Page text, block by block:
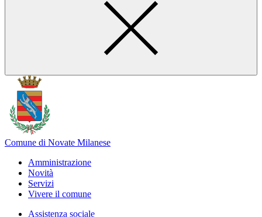
Comune di Novate Milanese
Amministrazione
Novità
Servizi
Vivere il comune
Assistenza sociale